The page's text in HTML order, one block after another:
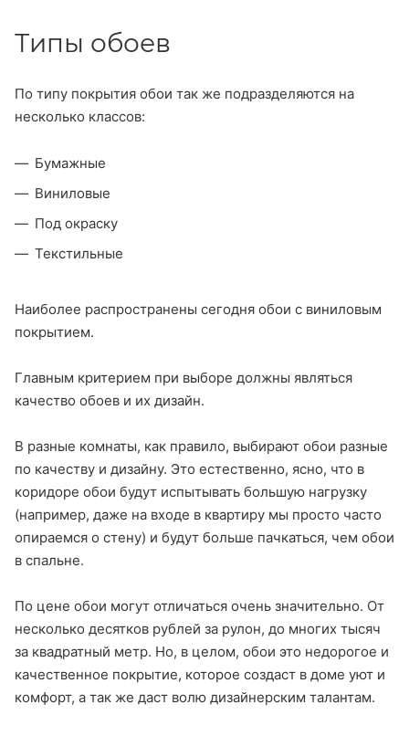
Типы обоев
По типу покрытия обои так же подразделяются на
несколько классов:
Бумажные
Виниловые
Под окраску
Текстильные
Наиболее распространены сегодня обои с виниловым
покрытием.
Главным критерием при выборе должны являться
качество обоев и их дизайн.
В разные комнаты, как правило, выбирают обои разные
по качеству и дизайну. Это естественно, ясно, что в
коридоре обои будут испытывать большую нагрузку
(например, даже на входе в квартиру мы просто часто
опираемся о стену) и будут больше пачкаться, чем обои
в спальне.
По цене обои могут отличаться очень значительно. От
несколько десятков рублей за рулон, до многих тысяч
за квадратный метр. Но, в целом, обои это недорогое и
качественное покрытие, которое создаст в доме уют и
комфорт, а так же даст волю дизайнерским талантам.